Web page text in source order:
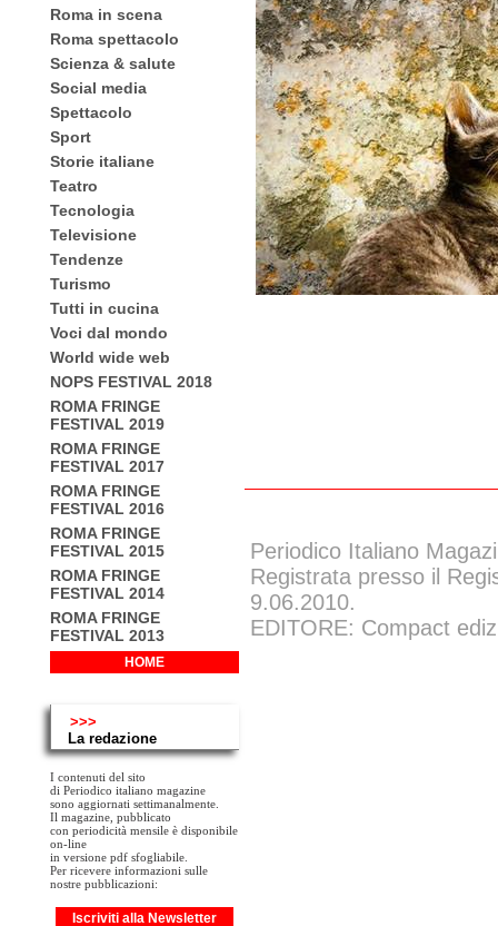
Roma in scena
Roma spettacolo
Scienza & salute
Social media
Spettacolo
Sport
Storie italiane
Teatro
Tecnologia
Televisione
Tendenze
Turismo
Tutti in cucina
Voci dal mondo
World wide web
NOPS FESTIVAL 2018
ROMA FRINGE
FESTIVAL 2019
ROMA FRINGE
FESTIVAL 2017
ROMA FRINGE
FESTIVAL 2016
ROMA FRINGE
FESTIVAL 2015
ROMA FRINGE
FESTIVAL 2014
ROMA FRINGE
FESTIVAL 2013
HOME
>>>
La redazione
I contenuti del sito
di Periodico italiano magazine
sono aggiornati settimanalmente.
Il magazine, pubblicato
con periodicità mensile è disponibile
on-line
in versione pdf sfogliabile.
Per ricevere informazioni sulle
nostre pubblicazioni:
Iscriviti alla Newsletter
Periodico Italiano
Registrata presso il
9.06.2010.
EDITORE: Compact